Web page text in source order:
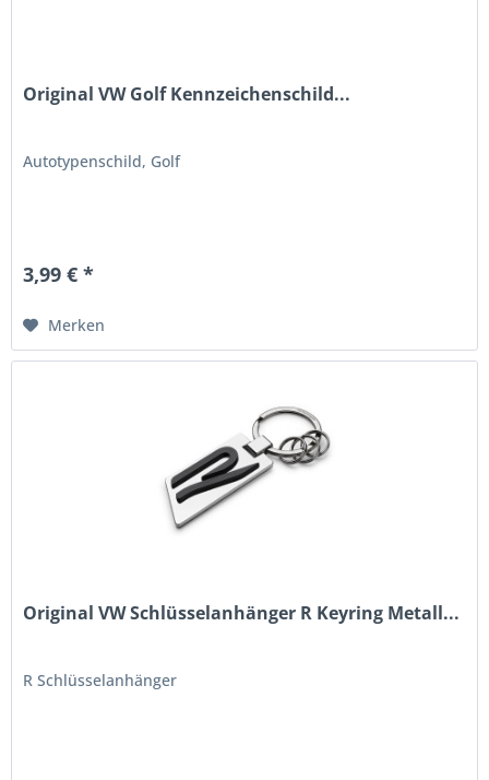
Original VW Golf Kennzeichenschild...
Autotypenschild, Golf
3,99 € *
Merken
Original VW Schlüsselanhänger R Keyring Metall...
R Schlüsselanhänger